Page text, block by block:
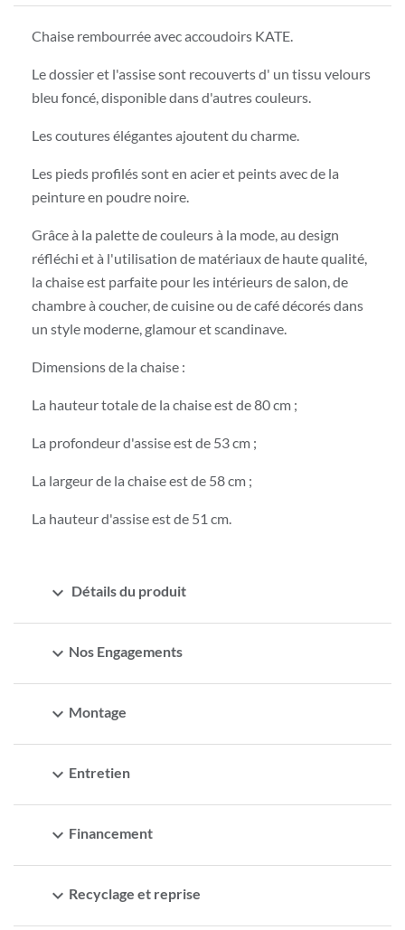
Chaise rembourrée avec accoudoirs KATE.
Le dossier et l'assise sont recouverts d' un tissu velours
bleu foncé, disponible dans d'autres couleurs.
Les coutures élégantes ajoutent du charme.
Les pieds profilés sont en acier et peints avec de la
peinture en poudre noire.
Grâce à la palette de couleurs à la mode, au design
réfléchi et à l'utilisation de matériaux de haute qualité,
la chaise est parfaite pour les intérieurs de salon, de
chambre à coucher, de cuisine ou de café décorés dans
un style moderne, glamour et scandinave.
Dimensions de la chaise :
La hauteur totale de la chaise est de 80 cm ;
La profondeur d'assise est de 53 cm ;
La largeur de la chaise est de 58 cm ;
La hauteur d'assise est de 51 cm.
expand_more Détails du produit
expand_more Nos Engagements
expand_more Montage
expand_more Entretien
expand_more Financement
expand_more Recyclage et reprise